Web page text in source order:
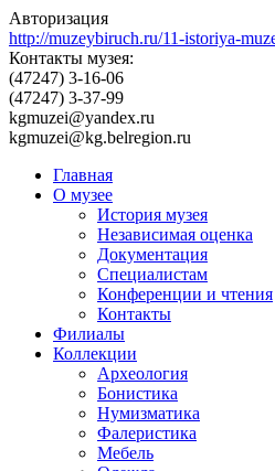
Авторизация
http://muzeybiruch.ru/11-istoriya-
Контакты музея:
(47247) 3-16-06
(47247) 3-37-99
kgmuzei@yandex.ru
kgmuzei@kg.belregion.ru
Главная
О музее
История музея
Независимая оценка
Документация
Специалистам
Конференции и чтения
Контакты
Филиалы
Коллекции
Археология
Бонистика
Нумизматика
Фалеристика
Мебель